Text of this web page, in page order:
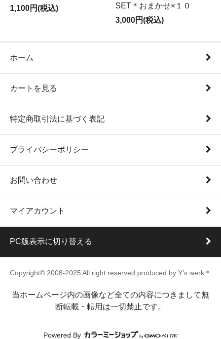
1,100円(税込)
SET＊おまかせ×１０
3,000円(税込)
ホーム
カートを見る
特定商取引法に基づく表記
プライバシーポリシー
お問い合わせ
マイアカウント
PC版表示に切り替える
Copyright© 2008-2025 All right reserved.produced by Y's werk＊
当ホームページ内の画像など全ての内容につきまして無
断転載・転用は一切禁止です。
Powered By